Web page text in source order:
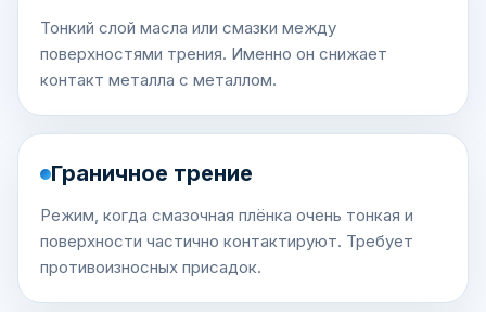
Тонкий слой масла или смазки между
поверхностями трения. Именно он снижает
контакт металла с металлом.
Граничное трение
Режим, когда смазочная плёнка очень тонкая и
поверхности частично контактируют. Требует
противоизносных присадок.